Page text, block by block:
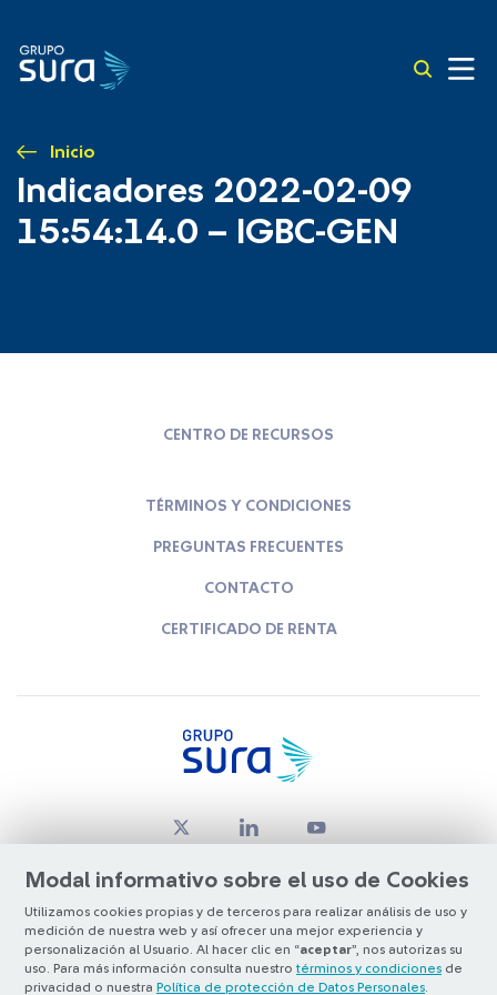
Inicio
Indicadores 2022-02-09
15:54:14.0 – IGBC-GEN
Modal informativo sobre el uso de Cookies
Utilizamos cookies propias y de terceros para realizar análisis de uso y
medición de nuestra web y así ofrecer una mejor experiencia y
personalización al Usuario. Al hacer clic en “aceptar”, nos autorizas su
uso. Para más información consulta nuestro términos y condiciones de
privacidad o nuestra Política de protección de Datos Personales
CENTRO DE RECURSOS
TÉRMINOS Y CONDICIONES
PREGUNTAS FRECUENTES
CONTACTO
CERTIFICADO DE RENTA
© Copyright Grupo SURA 2026